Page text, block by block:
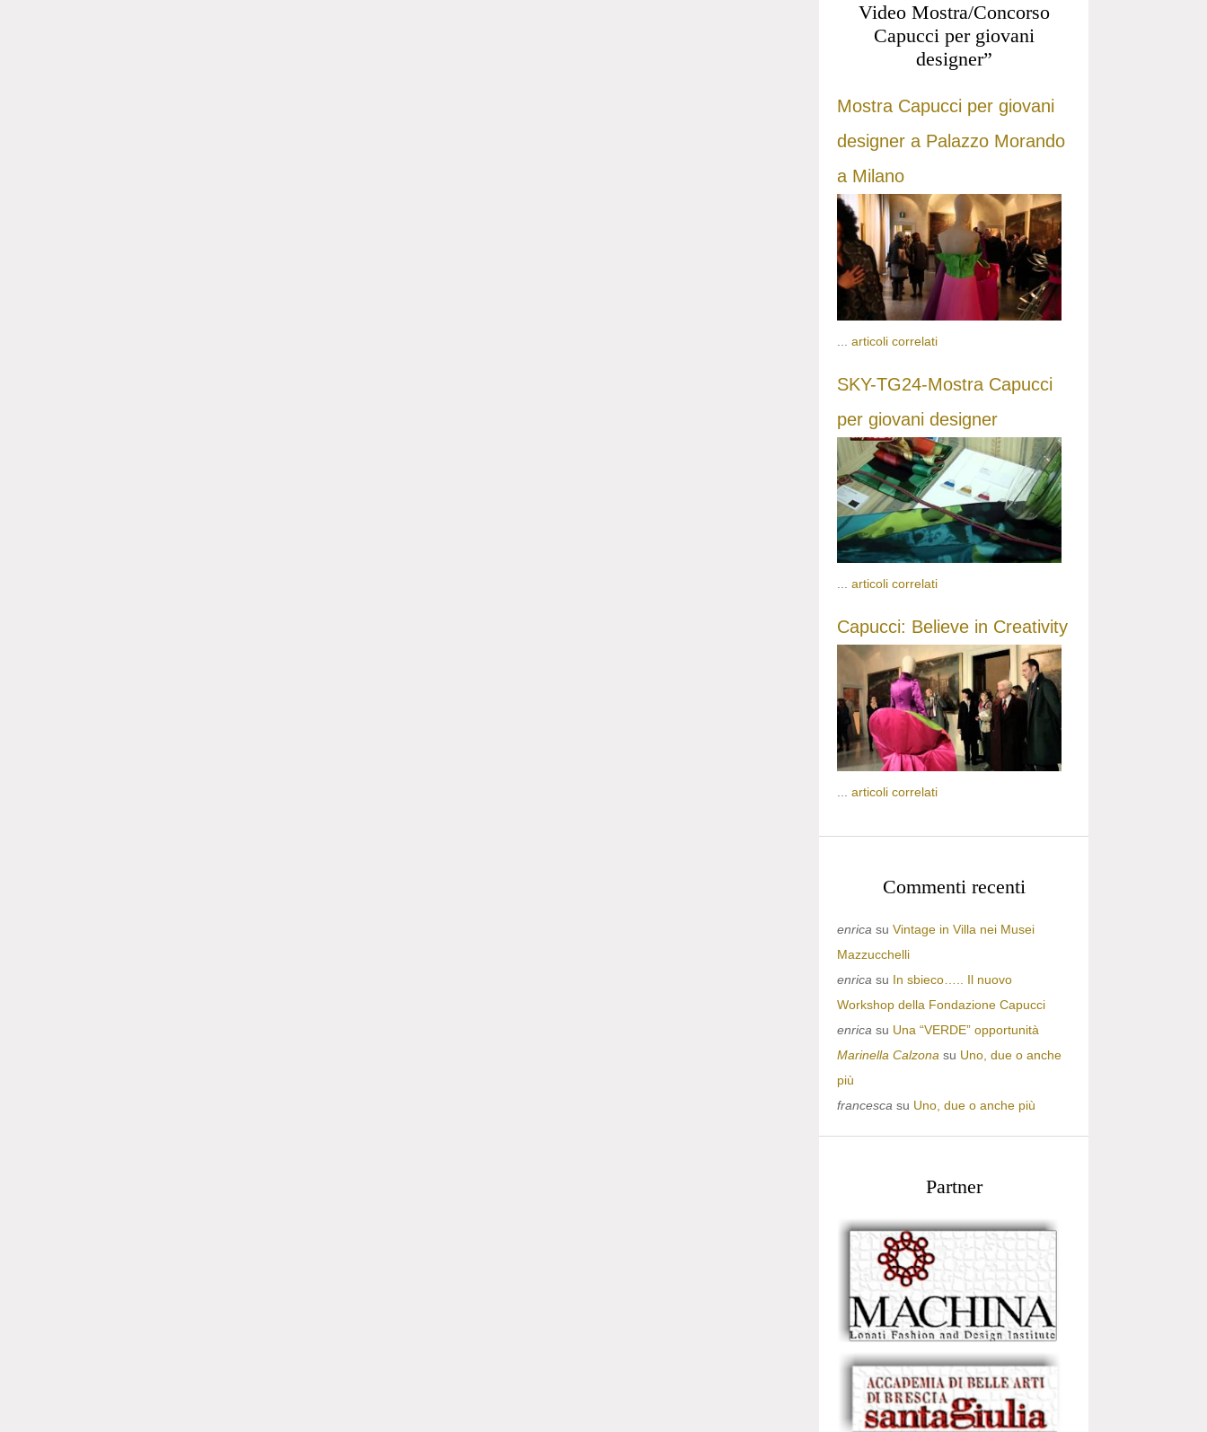
Video Mostra/Concorso
Capucci per giovani
designer”
Mostra Capucci per giovani
designer a Palazzo Morando
a Milano
articoli correlati
SKY-TG24-Mostra Capucci
per giovani designer
... articoli correlati
Capucci: Believe in Creativity
articoli correlati
Commenti recenti
enrica su Vintage in Villa nei Musei
Mazzucchelli
enrica su In sbieco….. Il nuovo
Workshop della Fondazione Capucci
enrica su Una “VERDE” opportunità
Marinella Calzona su Uno, due o anche
più
francesca su Uno, due o anche più
Partner